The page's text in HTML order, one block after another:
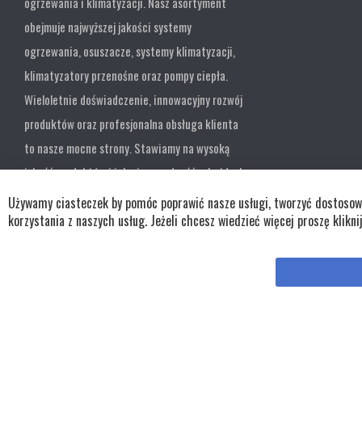
obejmuje najwyższej jakości systemy
ogrzewania, osuszacze, systemy klimatyzacji,
klimatyzatory przenośne oraz pompy ciepła.
Wieloletnie doświadczenie, innowacyjny rozwój
produktów oraz profesjonalna obsługa klienta
to nasze mocne strony. Stawiamy na wysoką
jakość produktów i ich niezawodność w każdych
warunkach.
Używamy ciasteczek by pomóc poprawić nasze usługi, tworzyć
korzystania z naszych usług. Jeżeli chcesz wiedzieć więcej proszę